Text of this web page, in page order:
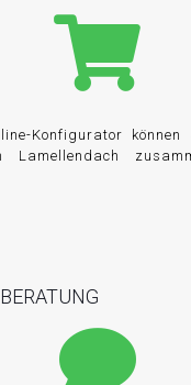
Konfigurator
Lamellendach